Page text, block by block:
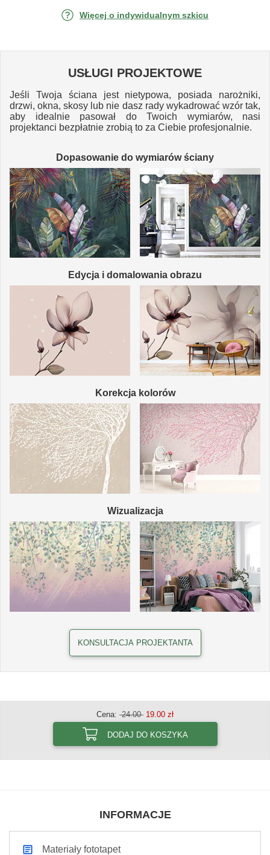
Więcej o indywidualnym szkicu
USŁUGI PROJEKTOWE
Jeśli Twoja ściana jest nietypowa, posiada narożniki,
drzwi, okna, skosy lub nie dasz rady wykadrować wzór tak,
aby idealnie pasował do Twoich wymiarów, nasi
projektanci bezpłatnie zrobią to za Ciebie profesjonalnie.
Dopasowanie do wymiarów ściany
Edycja i domalowania obrazu
Korekcja kolorów
Wizualizacja
KONSULTACJA PROJEKTANTA
Cena: 24.00 19.00 zł
DODAJ DO KOSZYKA
INFORMACJE
Materiały fototapet